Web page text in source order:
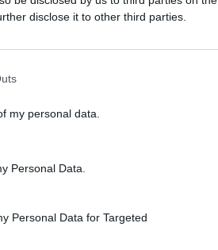
disclose it to other third parties.
my personal data.
Personal Data.
Personal Data for Targeted